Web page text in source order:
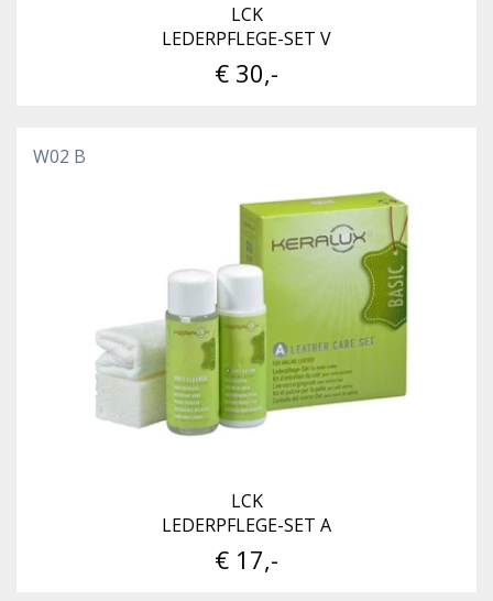
LCK
LEDERPFLEGE-SET V
€ 30,-
W02 B
LCK
LEDERPFLEGE-SET A
€ 17,-